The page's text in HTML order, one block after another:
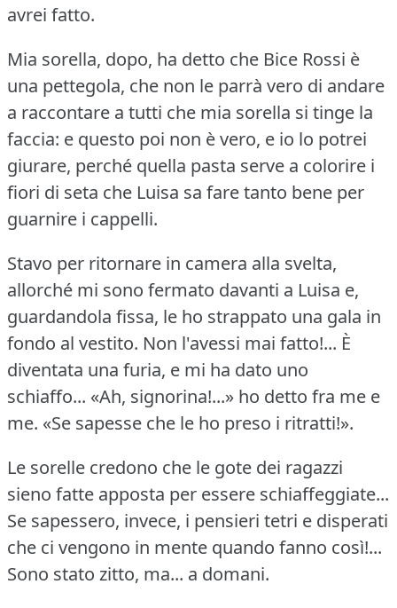
avrei fatto.
Mia sorella, dopo, ha detto che Bice Rossi è
una pettegola, che non le parrà vero di andare
a raccontare a tutti che mia sorella si tinge la
faccia: e questo poi non è vero, e io lo potrei
giurare, perché quella pasta serve a colorire i
fiori di seta che Luisa sa fare tanto bene per
guarnire i cappelli.
Stavo per ritornare in camera alla svelta,
allorché mi sono fermato davanti a Luisa e,
guardandola fissa, le ho strappato una gala in
fondo al vestito. Non l'avessi mai fatto!... È
diventata una furia, e mi ha dato uno
schiaffo... «Ah, signorina!...» ho detto fra me e
me. «Se sapesse che le ho preso i ritratti!».
Le sorelle credono che le gote dei ragazzi
sieno fatte apposta per essere schiaffeggiate...
Se sapessero, invece, i pensieri tetri e disperati
che ci vengono in mente quando fanno così!...
Sono stato zitto, ma... a domani.